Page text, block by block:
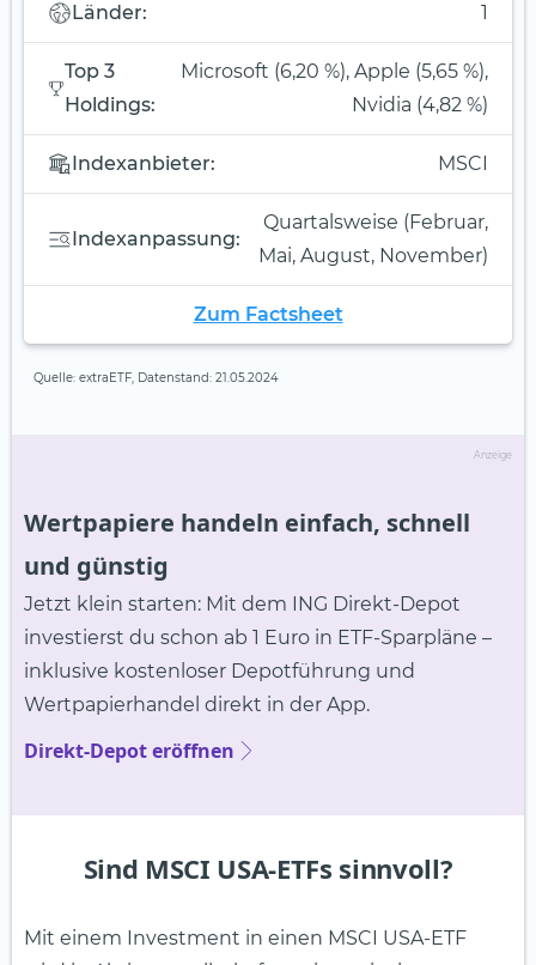
Länder: 1
Top 3
Holdings:
Microsoft (6,20 %), Apple (5,65 %),
Nvidia (4,82 %)
Indexanbieter: MSCI
Indexanpassung:
Quartalsweise (Februar,
Mai, August, November)
Zum Factsheet
Quelle: extraETF, Datenstand: 21.05.2024
Anzeige
Wertpapiere handeln einfach, schnell
und günstig
Jetzt klein starten: Mit dem ING Direkt-Depot
investierst du schon ab 1 Euro in ETF-Sparpläne –
inklusive kostenloser Depotführung und
Wertpapierhandel direkt in der App.
Direkt-Depot eröffnen
Sind MSCI USA-ETFs sinnvoll?
Mit einem Investment in einen MSCI USA-ETF